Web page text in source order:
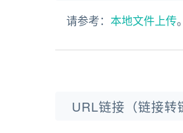
请参考： 本地文件上传。
URL链接（链接转